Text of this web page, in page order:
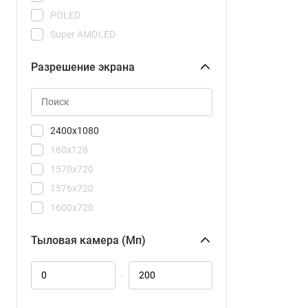
C71
C81 Pro
Camon 40 Premier 5G
Camon 40 Pro
Camon 40 Pro 5G
Camon 50
Camon 50 Ultra 5G
F7 Pro
Galaxy A37
POLED
Super AMOLED
Super Retina XDR
TN
Разрешение экрана
160x128
1570x720
1576x720
1600x720
1608x720
1640x720
2400x1080
Тыловая камера (Мп)
–